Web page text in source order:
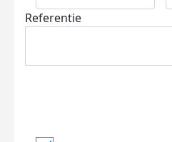
Referentie